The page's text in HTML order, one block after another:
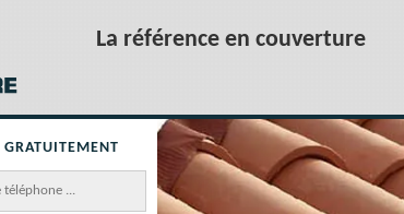
La référence en couverture
GRATUITEMENT